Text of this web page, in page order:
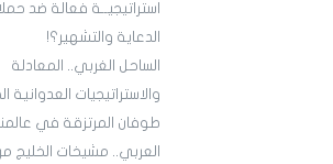
استراتيجيــة فعالة ضد
الدعاية والتشهير؟!
الساحل الغربي.. المعادلة
والاستراتيجيات العدوانية
طوفان المرتزقة في
العربي.. مشيخات الخليج